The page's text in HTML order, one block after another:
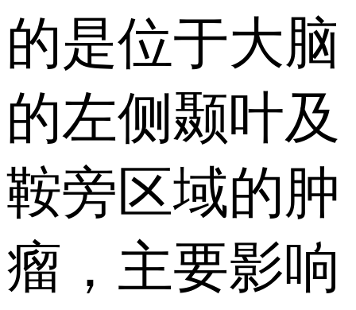
的是位于大脑
的左侧颞叶及
鞍旁区域的肿
瘤，主要影响